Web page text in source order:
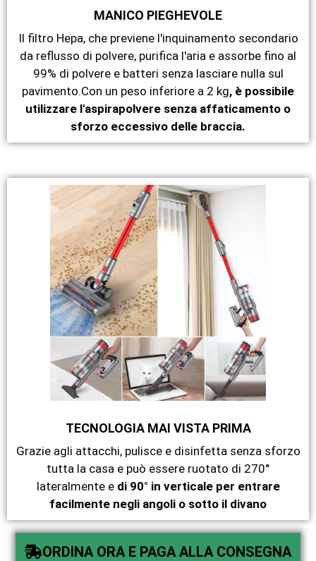
MANICO PIEGHEVOLE
Il filtro Hepa, che previene l'inquinamento secondario
da reflusso di polvere, purifica l'aria e assorbe fino al
99% di polvere e batteri senza lasciare nulla sul
pavimento.Con un peso inferiore a 2 kg, è possibile
utilizzare l'aspirapolvere senza affaticamento o
sforzo eccessivo delle braccia.
TECNOLOGIA MAI VISTA PRIMA
Grazie agli attacchi, pulisce e disinfetta senza sforzo
tutta la casa e può essere ruotato di 270°
lateralmente e di 90° in verticale per entrare
facilmente negli angoli o sotto il divano
ORDINA ORA E PAGA ALLA CONSEGNA